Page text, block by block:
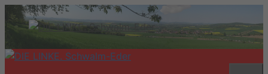
Zum
Inhalt
springen